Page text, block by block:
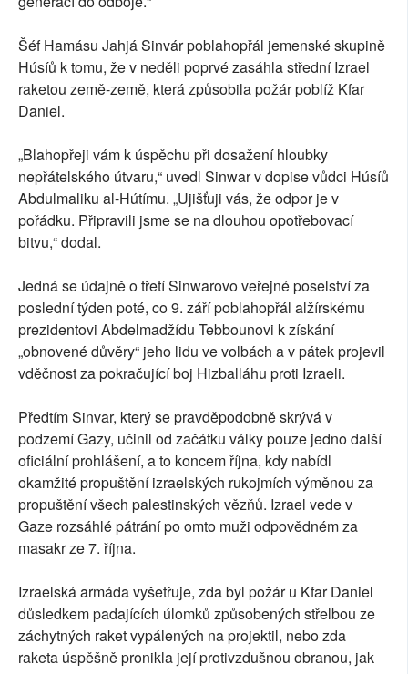
Šéf Hamásu Jahjá Sinvár poblahopřál jemenské skupině
Húsíů k tomu, že v neděli poprvé zasáhla střední Izrael
raketou země-země, která způsobila požár poblíž Kfar
Daniel.
„Blahopřeji vám k úspěchu při dosažení hloubky
nepřátelského útvaru,“ uvedl Sinwar v dopise vůdci Húsíů
Abdulmaliku al-Hútímu. „Ujišťuji vás, že odpor je v
pořádku. Připravili jsme se na dlouhou opotřebovací
bitvu,“ dodal.
Jedná se údajně o třetí Sinwarovo veřejné poselství za
poslední týden poté, co 9. září poblahopřál alžírskému
prezidentovi Abdelmadžídu Tebbounovi k získání
„obnovené důvěry“ jeho lidu ve volbách a v pátek projevil
vděčnost za pokračující boj Hizballáhu proti Izraeli.
Předtím Sinvar, který se pravděpodobně skrývá v
podzemí Gazy, učinil od začátku války pouze jedno další
oficiální prohlášení, a to koncem října, kdy nabídl
okamžité propuštění izraelských rukojmích výměnou za
propuštění všech palestinských vězňů. Izrael vede v
Gaze rozsáhlé pátrání po omto muži odpovědném za
masakr ze 7. října.
Izraelská armáda vyšetřuje, zda byl požár u Kfar Daniel
důsledkem padajících úlomků způsobených střelbou ze
záchytných raket vypálených na projektil, nebo zda
raketa úspěšně pronikla její protivzdušnou obranou, jak